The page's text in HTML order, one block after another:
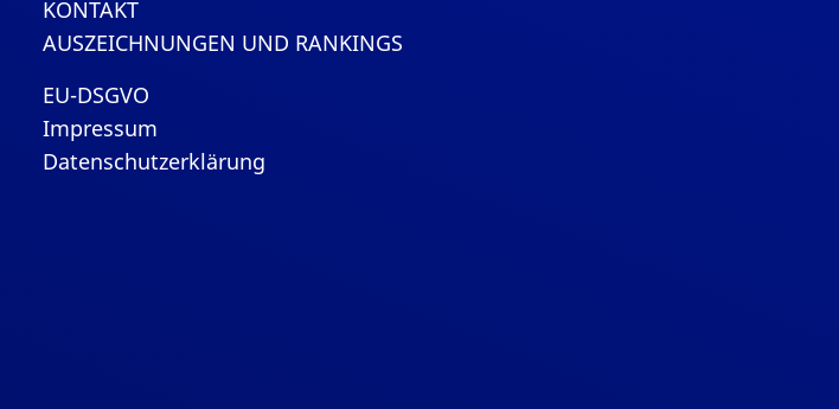
KONTAKT
AUSZEICHNUNGEN UND RANKINGS
EU-DSGVO
Impressum
Datenschutzerklärung